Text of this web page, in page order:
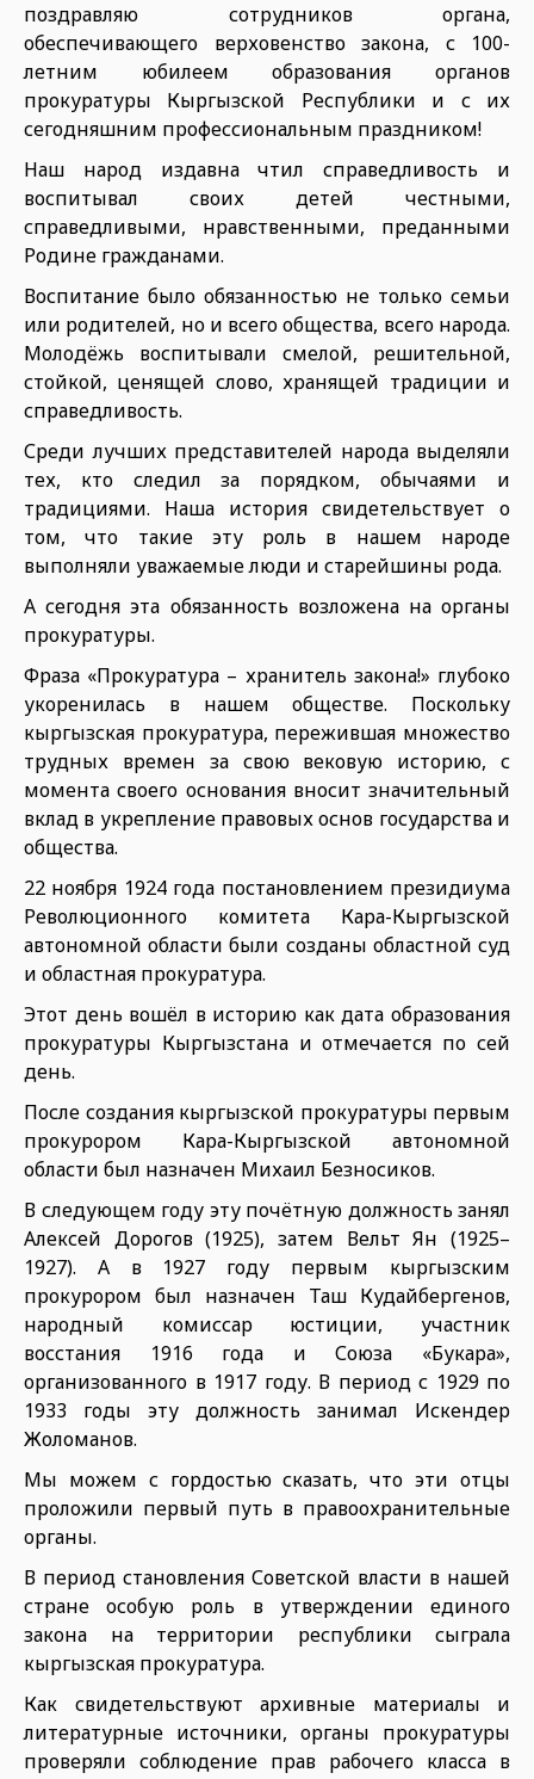
поздравляю сотрудников органа,
обеспечивающего верховенство закона, с 100-
летним юбилеем образования органов
прокуратуры Кыргызской Республики и с их
сегодняшним профессиональным праздником!
Наш народ издавна чтил справедливость и
воспитывал своих детей честными,
справедливыми, нравственными, преданными
Родине гражданами.
Воспитание было обязанностью не только семьи
или родителей, но и всего общества, всего народа.
Молодёжь воспитывали смелой, решительной,
стойкой, ценящей слово, хранящей традиции и
справедливость.
Среди лучших представителей народа выделяли
тех, кто следил за порядком, обычаями и
традициями. Наша история свидетельствует о
том, что такие эту роль в нашем народе
выполняли уважаемые люди и старейшины рода.
А сегодня эта обязанность возложена на органы
прокуратуры.
Фраза «Прокуратура – хранитель закона!» глубоко
укоренилась в нашем обществе. Поскольку
кыргызская прокуратура, пережившая множество
трудных времен за свою вековую историю, с
момента своего основания вносит значительный
вклад в укрепление правовых основ государства и
общества.
22 ноября 1924 года постановлением президиума
Революционного комитета Кара-Кыргызской
автономной области были созданы областной суд
и областная прокуратура.
Этот день вошёл в историю как дата образования
прокуратуры Кыргызстана и отмечается по сей
день.
После создания кыргызской прокуратуры первым
прокурором Кара-Кыргызской автономной
области был назначен Михаил Безносиков.
В следующем году эту почётную должность занял
Алексей Дорогов (1925), затем Вельт Ян (1925–
1927). А в 1927 году первым кыргызским
прокурором был назначен Таш Кудайбергенов,
народный комиссар юстиции, участник
восстания 1916 года и Союза «Букара»,
организованного в 1917 году. В период с 1929 по
1933 годы эту должность занимал Искендер
Жоломанов.
Мы можем с гордостью сказать, что эти отцы
проложили первый путь в правоохранительные
органы.
В период становления Советской власти в нашей
стране особую роль в утверждении единого
закона на территории республики сыграла
кыргызская прокуратура.
Как свидетельствуют архивные материалы и
литературные источники, органы прокуратуры
проверяли соблюдение прав рабочего класса в